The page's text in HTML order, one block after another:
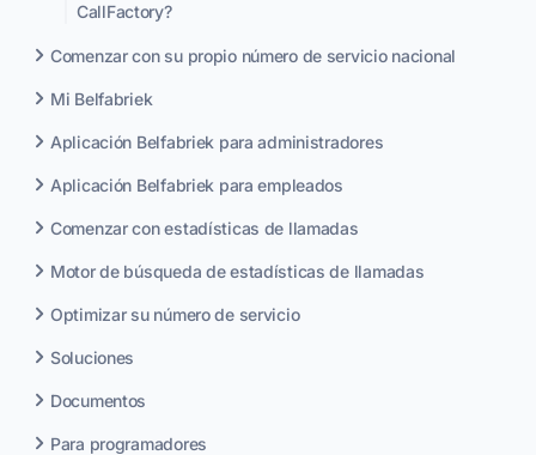
CallFactory?
Comenzar con su propio número de servicio nacional
Mi Belfabriek
Aplicación Belfabriek para administradores
Aplicación Belfabriek para empleados
Comenzar con estadísticas de llamadas
Motor de búsqueda de estadísticas de llamadas
Optimizar su número de servicio
Soluciones
Documentos
Para programadores